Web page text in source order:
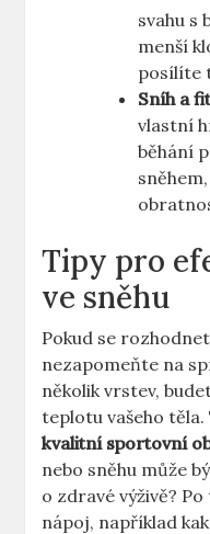
svahu ‌s
menší
posílíte
Sníh a‌
vlastní
běhání
Tipy ​pro
ve sněhu
Pokud se
nezapomeňte na
několik vrstev,‌
teplotu⁣ vašeho
kvalitní sportovní⁤
nebo sněhu​ může
⁢o zdravé výživě?
nápoj, ⁢například